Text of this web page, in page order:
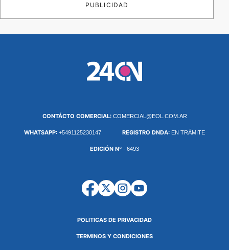
PUBLICIDAD
CONTÁCTO COMERCIAL: COMERCIAL@EOL.COM.AR
WHATSAPP: +5491125230147 REGISTRO DNDA: EN TRÁMITE
EDICIÓN Nº - 6493
POLITICAS DE PRIVACIDAD
TERMINOS Y CONDICIONES